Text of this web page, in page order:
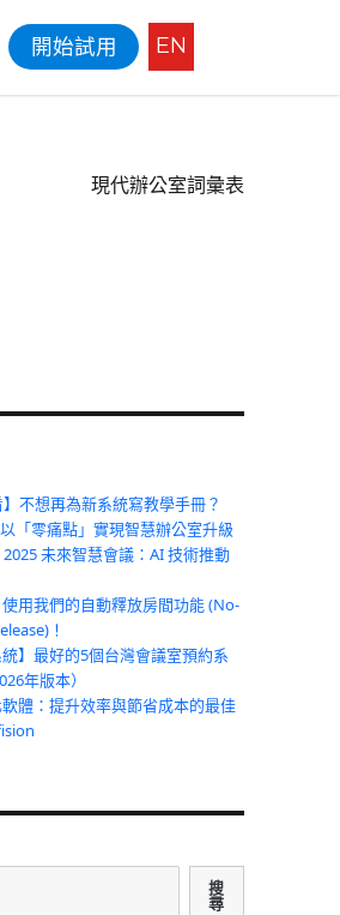
開始試用 EN
現代辦公室詞彙表
】不想再為新系統寫教學手冊？
「零痛點」實現智慧辦公室升級
未來智慧會議：AI 技術推動
用我們的自動釋放房間功能 (No-
！
統】最好的5個台灣會議室預約系
年版本）
體：提升效率與節省成本的最佳
搜
尋